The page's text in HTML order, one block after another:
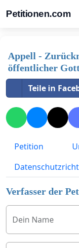
Petitionen.com
Appell -
öffentlicher
Teile in
Petition
Verfasser der
Dein Name